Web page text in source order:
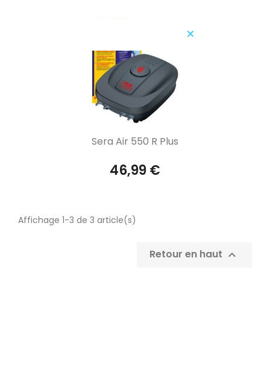
Aperçu rapide
Sera Air 550 R Plus
46,99 €
Affichage 1-3 de 3 article(s)
Retour en haut 